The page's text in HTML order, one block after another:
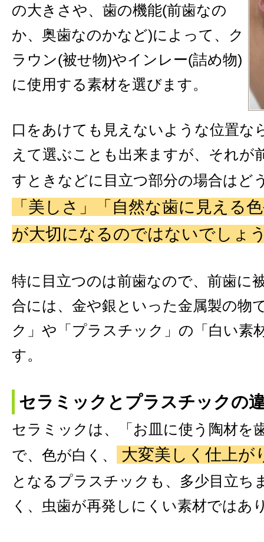
の大きさや、歯の機能(前歯なの
か、奥歯なのかなど)によって、ク
ラウン(被せ物)やインレー(詰め物)
に使用する素材を選びます。
口をあけても見えないような位置な
えて選ぶことも出来ますが、それが
すときなどに目立つ部分の場合はど
「美しさ」「自然な歯に見える
が大切になるのではないでしょ
特に目立つのは前歯なので、前歯に
合には、金や銀といった金属製の物
ク」や「プラスチック」の「白い素
す。
セラミックとプラスチックの
セラミックは、「お皿に使う陶材を
で、色が白く、
大変美しく仕上が
となるプラスチックも、多少目立ち
く、虫歯が再発しにくい素材ではあ